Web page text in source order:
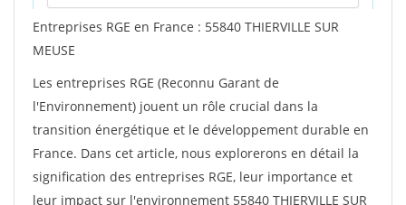
Entreprises RGE en France : 55840 THIERVILLE SUR
MEUSE
Les entreprises RGE (Reconnu Garant de
l'Environnement) jouent un rôle crucial dans la
transition énergétique et le développement durable en
France. Dans cet article, nous explorerons en détail la
signification des entreprises RGE, leur importance et
leur impact sur l'environnement 55840 THIERVILLE SUR